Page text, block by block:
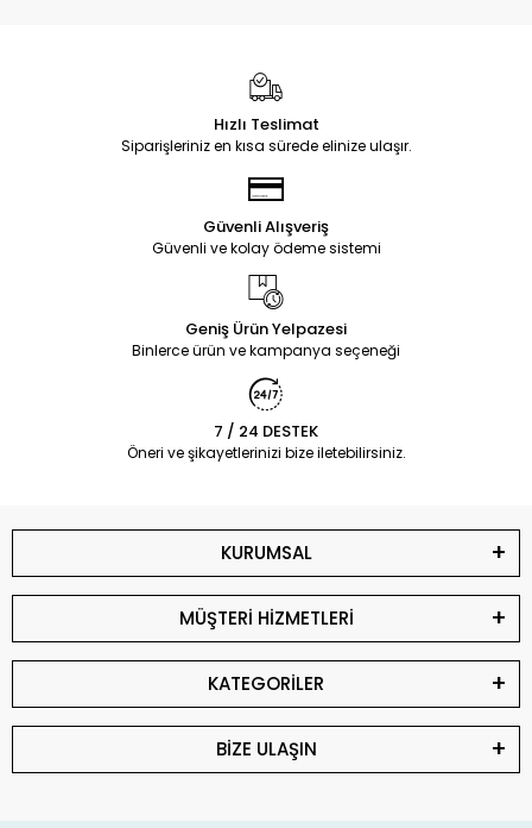
Hızlı Teslimat
Siparişleriniz en kısa sürede elinize ulaşır.
Güvenli Alışveriş
Güvenli ve kolay ödeme sistemi
Geniş Ürün Yelpazesi
Binlerce ürün ve kampanya seçeneği
7 / 24 DESTEK
Öneri ve şikayetlerinizi bize iletebilirsiniz.
KURUMSAL
MÜŞTERİ HİZMETLERİ
KATEGORİLER
BİZE ULAŞIN